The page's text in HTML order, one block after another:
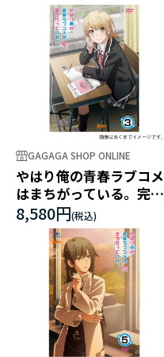
GAGAGA SHOP ONLINE
やはり俺の青春ラブコメ
はまちがっている。完
第3巻
8,580円